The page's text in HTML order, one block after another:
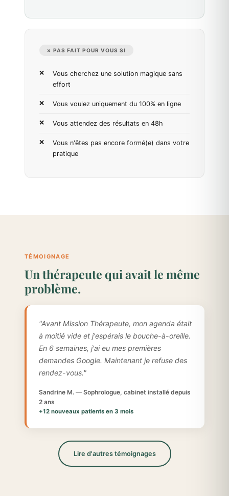
✗ PAS FAIT POUR VOUS SI
Vous cherchez une solution magique sans
effort
Vous voulez uniquement du 100% en ligne
Vous attendez des résultats en 48h
Vous n'êtes pas encore formé(e) dans votre
pratique
TÉMOIGNAGE
Un thérapeute qui avait le même
problème.
"Avant Mission Thérapeute, mon agenda était
à moitié vide et j'espérais le bouche-à-oreille.
En 6 semaines, j'ai eu mes premières
demandes Google. Maintenant je refuse des
rendez-vous."
Sandrine M. — Sophrologue, cabinet installé depuis
2 ans
+12 nouveaux patients en 3 mois
Lire d'autres témoignages